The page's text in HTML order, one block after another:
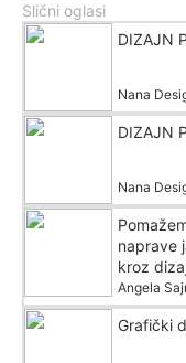
Slični oglasi
DIZAJN
Nana
DIZAJN
Nana
naprave
kroz
Angela
Grafički